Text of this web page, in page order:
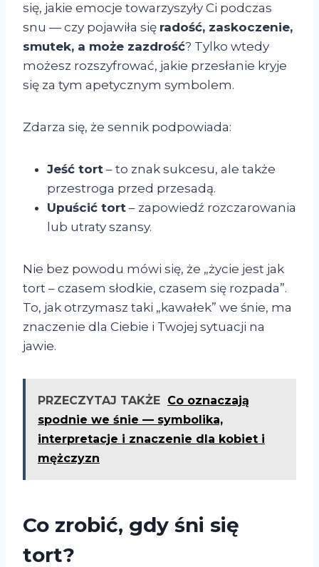
się, jakie emocje towarzyszyły Ci podczas
snu — czy pojawiła się radość, zaskoczenie,
smutek, a może zazdrość? Tylko wtedy
możesz rozszyfrować, jakie przesłanie kryje
się za tym apetycznym symbolem.
Zdarza się, że sennik podpowiada:
Jeść tort – to znak sukcesu, ale także
przestroga przed przesadą.
Upuścić tort – zapowiedź rozczarowania
lub utraty szansy.
Nie bez powodu mówi się, że „życie jest jak
tort – czasem słodkie, czasem się rozpada”.
To, jak otrzymasz taki „kawałek” we śnie, ma
znaczenie dla Ciebie i Twojej sytuacji na
jawie.
PRZECZYTAJ TAKŻE Co oznaczają
spodnie we śnie — symbolika,
interpretacje i znaczenie dla kobiet i
mężczyzn
Co zrobić, gdy śni się
tort?